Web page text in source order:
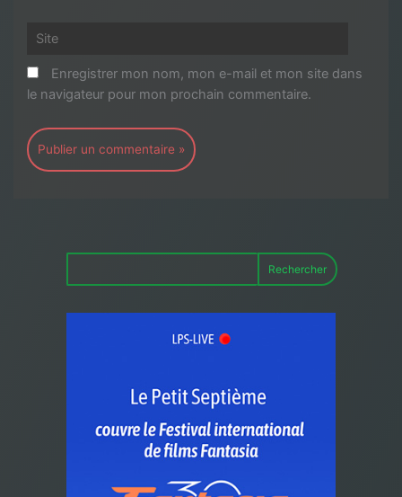
Site
Enregistrer mon nom, mon e-mail et mon site dans
le navigateur pour mon prochain commentaire.
Rechercher